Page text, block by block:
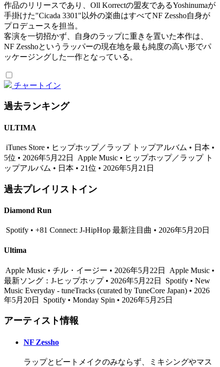
作品のリリースであり、Oll Korrectの盟友であるYoshinumaが
手掛けた"Cicada 3301"以外の楽曲はすべてNF Zessho自身が
プロデュースを担当。
客演を一切招かず、自身のラップに重きを置いた本作は、
NF Zesshoというラッパーの現在地を最も純度の高い形でパ
ッケージングした一作となっている。
チャートイン
過去ランキング
ULTIMA
iTunes Store • ヒップホップ／ラップ トップアルバム • 日本 •
5位 • 2026年5月22日
Apple Music • ヒップホップ／ラップ ト
ップアルバム • 日本 • 21位 • 2026年5月21日
過去プレイリストイン
Diamond Run
Spotify • +81 Connect: J-HipHop 最新注目曲 • 2026年5月20日
Ultima
Apple Music • チル・イージー • 2026年5月22日
Apple Music •
最新ソング：J-ヒップホップ • 2026年5月22日
Spotify • New
Music Everyday - tuneTracks (curated by TuneCore Japan) • 2026
年5月20日
Spotify • Monday Spin • 2026年5月25日
アーティスト情報
NF Zessho
ラップとビートメイクのみならず、ミキシングやマス